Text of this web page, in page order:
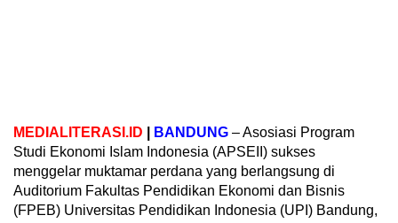
MEDIALITERASI.ID BANDUNG – Asosiasi Program
Studi Ekonomi Islam Indonesia (APSEII) sukses
menggelar muktamar perdana yang berlangsung di
Auditorium Fakultas Pendidikan Ekonomi dan Bisnis
(FPEB) Universitas Pendidikan Indonesia (UPI) Bandung,